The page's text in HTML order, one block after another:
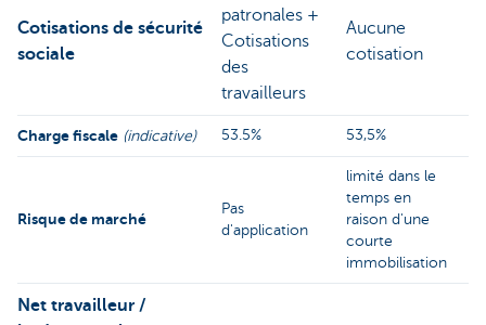
Cotisations de sécurité
sociale
patronales +
Cotisations
des
travailleurs
Aucune
cotisation
Charge fiscale (indicative) 53.5% 53,5%
Risque de marché
Pas
d'application
limité dans le
temps en
raison d'une
courte
immobilisation
Net travailleur /